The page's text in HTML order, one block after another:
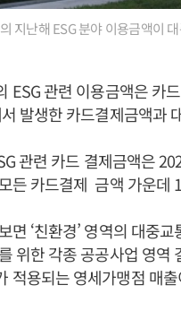
지난해 ESG 분야 이용금액이
ESG 관련 이용금액은 카
서 발생한 카드결제금액과
관련 카드 결제금액은
든 카드결제 금액 가운데
면 ‘친환경’ 영역의 대중
위한 각종 공공사업 영역
적용되는 영세가맹점 매